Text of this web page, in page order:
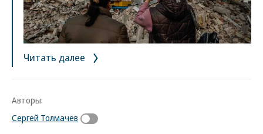
Читать далее
Авторы:
Сергей Толмачев